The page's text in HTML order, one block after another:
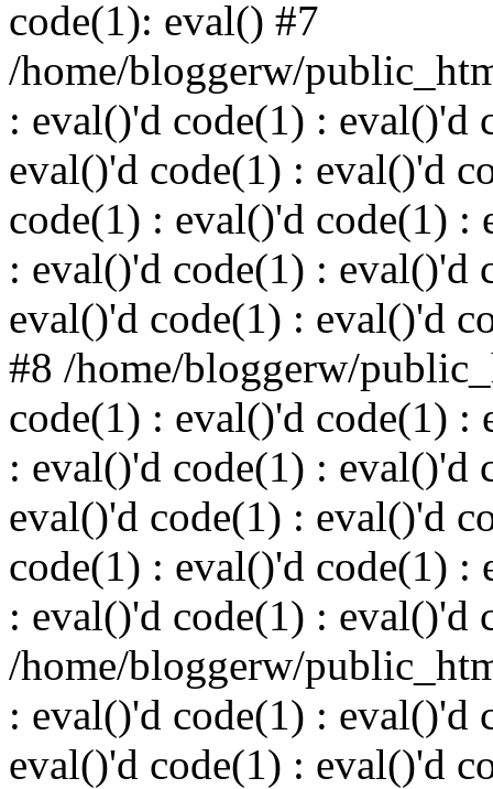
code(1): eval() #7
/home/bloggerw/
: eval()'d code(1) : eval()'d
eval()'d code(1) : eval()'d
code(1) : eval()'d code(1) :
: eval()'d code(1) : eval()'d
eval()'d code(1) : eval()'d
#8 /home/bloggerw/
code(1) : eval()'d code(1) :
: eval()'d code(1) : eval()'d
eval()'d code(1) : eval()'d
code(1) : eval()'d code(1) :
: eval()'d code(1) : eval()'d
/home/bloggerw/
: eval()'d code(1) : eval()'d
eval()'d code(1) : eval()'d